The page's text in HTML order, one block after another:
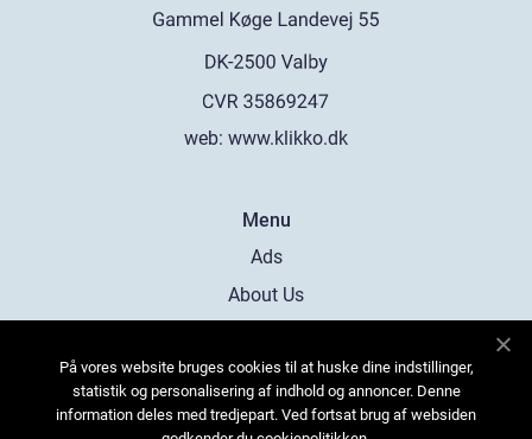
web: www.klikko.dk
Menu
Ads
About Us
Contact
Sitemap
På vores website bruges cookies til at huske dine indstillinger,
statistik og personalisering af indhold og annoncer. Denne
information deles med tredjepart. Ved fortsat brug af websiden